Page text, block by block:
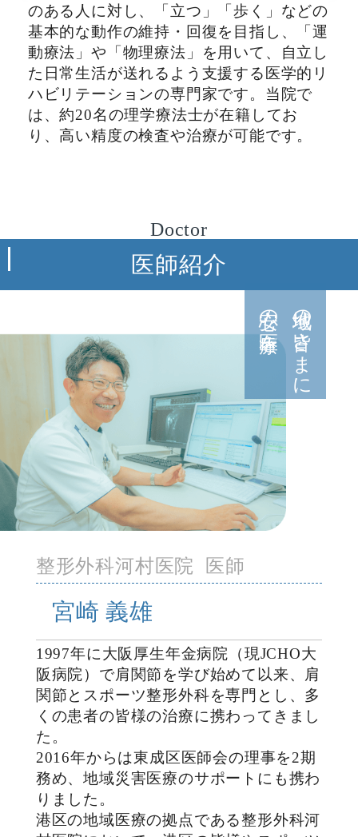
のある人に対し、「立つ」「歩く」などの
基本的な動作の維持・回復を目指し、「運
動療法」や「物理療法」を用いて、自立し
た日常生活が送れるよう支援する医学的リ
ハビリテーションの専門家です。当院で
は、約20名の理学療法士が在籍してお
り、高い精度の検査や治療が可能です。
Doctor
医師紹介
整形外科河村医院 医師
宮崎 義雄
1997年に大阪厚生年金病院（現JCHO大
阪病院）で肩関節を学び始めて以来、肩
関節とスポーツ整形外科を専門とし、多
くの患者の皆様の治療に携わってきまし
た。
2016年からは東成区医師会の理事を2期
務め、地域災害医療のサポートにも携わ
りました。
港区の地域医療の拠点である整形外科河
地域の皆さまに
安心の医療を